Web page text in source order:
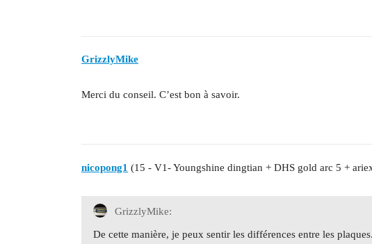
GrizzlyMike
Merci du conseil. C’est bon à savoir.
nicopong1 (15 - V1- Youngshine dingtian + DHS gold arc 5 +
GrizzlyMike:
De cette manière, je peux sentir les différences entre les plaques.